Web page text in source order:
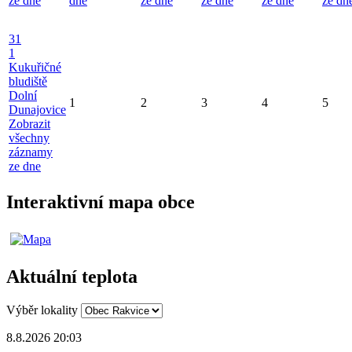
31
1
Kukuřičné
bludiště
Dolní
Dunajovice
Zobrazit
všechny
záznamy
ze dne
1 2 3 4 5
Interaktivní mapa obce
Aktuální teplota
Výběr lokality
8.8.2026 20:03